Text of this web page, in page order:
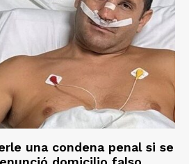
una condena penal si se